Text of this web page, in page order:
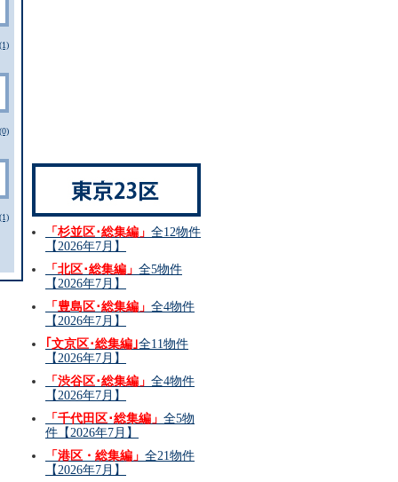
「杉並区･総集編」 全12物件
【2026年7月】
「北区･総集編」 全5物件
【2026年7月】
「豊島区･総集編」 全4物件
【2026年7月】
｢文京区･総集編｣全11物件
【2026年7月】
「渋谷区･総集編」 全4物件
【2026年7月】
「千代田区･総集編」 全5物
件【2026年7月】
「港区・総集編」 全21物件
【2026年7月】